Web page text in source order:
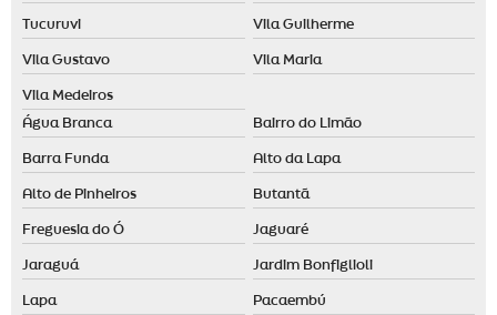
Desodorizador elétrico
Difusor ambiente elétrico
Difusor aromas elétrico
Difusor de ambiente automático
Difusor de ambiente grande
Tucuruvi Vila Guilherme
Vila Gustavo Vila Maria
Vila Medeiros
Água Branca Bairro do Limão
Barra Funda Alto da Lapa
Alto de Pinheiros Butantã
Freguesia do Ó Jaguaré
Jaraguá Jardim Bonfiglioli
Lapa Pacaembú